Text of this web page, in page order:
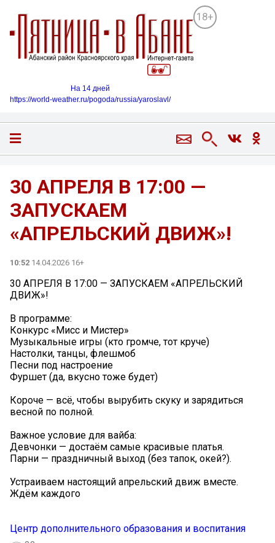
18+
На 14 дней
https://world-weather.ru/pogoda/russia/yaroslavl/
30 АПРЕЛЯ В 17:00 —
ЗАПУСКАЕМ
«АПРЕЛЬСКИЙ ДВИЖ»!
10:52 14.04.2026 16+
30 АПРЕЛЯ В 17:00 — ЗАПУСКАЕМ «АПРЕЛЬСКИЙ
ДВИЖ»!
В программе:
Конкурс «Мисс и Мистер»
Музыкальные игры (кто громче, тот круче)
Настолки, танцы, флешмоб
Песни под настроение
Фуршет (да, вкусно тоже будет)
Короче — всё, чтобы вырубить скуку и зарядиться
весной по полной.
Важное условие для вайба:
Девчонки — достаём самые красивые платья.
Парни — праздничный выход (без тапок, окей?).
Устраиваем настоящий апрельский движ вместе.
Ждём каждого
Центр дополнительного образования и воспитания